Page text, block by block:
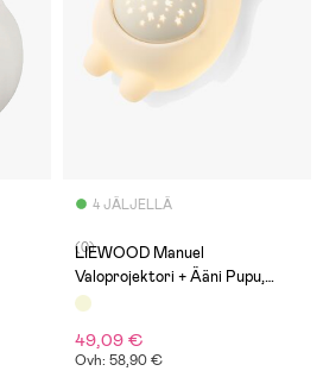
4 JÄLJELLÄ
(0)
LIEWOOD Manuel
Valoprojektori + Ääni Pupu,
Sandy
49,09 €
Ovh: 58,90 €